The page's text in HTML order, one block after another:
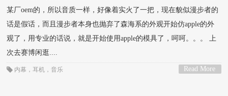
某厂oem的，所以音质一样，好像着实火了一把，现在貌似漫步者的
话是假话，而且漫步者本身也抛弃了森海系的外观开始仿apple的外
观了，用专业的话说，就是开始使用apple的模具了，呵呵。。。 上
次去赛博闲逛....
Read More
内幕 ，耳机 ，音乐